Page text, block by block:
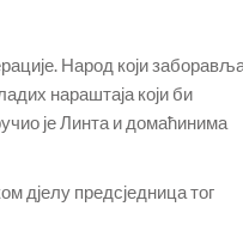
Народ који
нараштаја који би
је Линта и домаћинима
дјелу предсједница тог